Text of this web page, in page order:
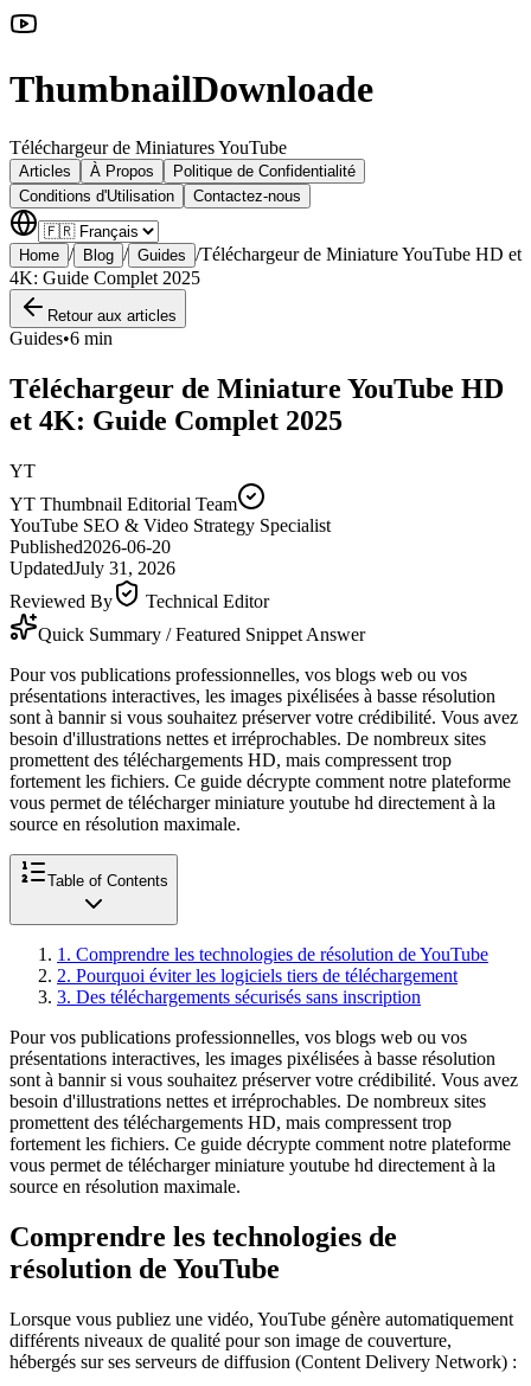
ThumbnailDownloade
Téléchargeur de Miniatures YouTube
Articles À Propos
Politique de Confidentialité
Conditions d'Utilisation
Contactez-nous
Home / Blog / Guides /Téléchargeur de Miniature YouTube HD et
4K: Guide Complet 2025
Retour aux articles
Guides•6 min
Téléchargeur de Miniature YouTube HD
et 4K: Guide Complet 2025
YT
YT Thumbnail Editorial Team
YouTube SEO & Video Strategy Specialist
Published2026-06-20
UpdatedJuly 31, 2026
Reviewed By
Technical Editor
Quick Summary / Featured Snippet Answer
Pour vos publications professionnelles, vos blogs web ou vos
présentations interactives, les images pixélisées à basse résolution
sont à bannir si vous souhaitez préserver votre crédibilité. Vous avez
besoin d'illustrations nettes et irréprochables. De nombreux sites
promettent des téléchargements HD, mais compressent trop
fortement les fichiers. Ce guide décrypte comment notre plateforme
vous permet de télécharger miniature youtube hd directement à la
source en résolution maximale.
Table of Contents
1 . Comprendre les technologies de résolution de YouTube
2. Pourquoi éviter les logiciels tiers de téléchargement
3. Des téléchargements sécurisés sans inscription
Pour vos publications professionnelles, vos blogs web ou vos
présentations interactives, les images pixélisées à basse résolution
sont à bannir si vous souhaitez préserver votre crédibilité. Vous avez
besoin d'illustrations nettes et irréprochables. De nombreux sites
promettent des téléchargements HD, mais compressent trop
fortement les fichiers. Ce guide décrypte comment notre plateforme
vous permet de télécharger miniature youtube hd directement à la
source en résolution maximale.
Comprendre les technologies de
résolution de YouTube
Lorsque vous publiez une vidéo, YouTube génère automatiquement
différents niveaux de qualité pour son image de couverture,
hébergés sur ses serveurs de diffusion (Content Delivery Network) :